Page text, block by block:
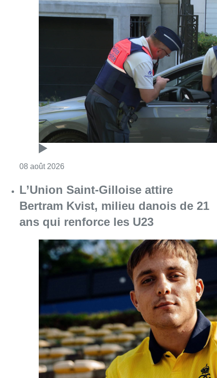
08 août 2026
L’Union Saint-Gilloise attire
Bertram Kvist, milieu danois de 21
ans qui renforce les U23